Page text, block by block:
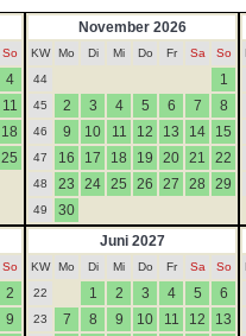
So
4
11
18
25
November 2026
KW Mo Di Mi Do Fr Sa
So
44
1
45 2 3 4 5 6 7 8
46 9 10 11 12 13 14 15
47 16 17 18 19 20 21 22
48 23 24 25 26 27 28 29
49 30
So
2
9
Juni 2027
KW Mo Di Mi Do Fr Sa
So
22
1 2 3 4 5 6
23 7 8 9 10 11 12 13